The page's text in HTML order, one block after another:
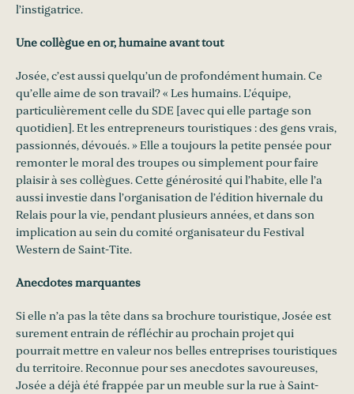
l’instigatrice.
Une collègue en or, humaine avant tout
Josée, c’est aussi quelqu’un de profondément humain. Ce
qu’elle aime de son travail? « Les humains. L’équipe,
particulièrement celle du SDE [avec qui elle partage son
quotidien]. Et les entrepreneurs touristiques : des gens vrais,
passionnés, dévoués. » Elle a toujours la petite pensée pour
remonter le moral des troupes ou simplement pour faire
plaisir à ses collègues. Cette générosité qui l’habite, elle l’a
aussi investie dans l’organisation de l’édition hivernale du
Relais pour la vie, pendant plusieurs années, et dans son
implication au sein du comité organisateur du Festival
Western de Saint-Tite.
Anecdotes marquantes
Si elle n’a pas la tête dans sa brochure touristique, Josée est
surement entrain de réfléchir au prochain projet qui
pourrait mettre en valeur nos belles entreprises touristiques
du territoire. Reconnue pour ses anecdotes savoureuses,
Josée a déjà été frappée par un meuble sur la rue à Saint-